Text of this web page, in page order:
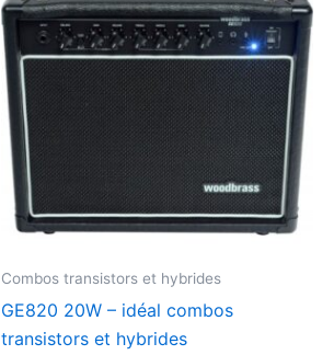
Combos transistors et hybrides
GE820 20W – idéal combos
transistors et hybrides